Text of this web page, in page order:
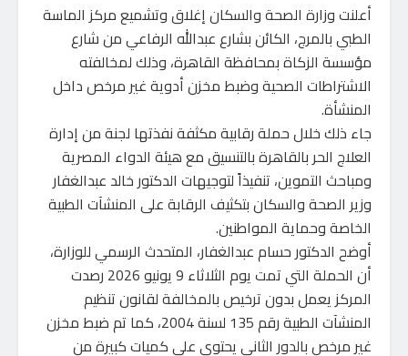
أعلنت وزارة الصحة والسكان إغلاق وتشميع مركز الماسة
الطبي بالمرج، الكائن بشارع عبدالله الرفاعي من شارع
مؤسسة الزكاة بمحافظة القاهرة، وذلك لمخالفته
الاشتراطات الصحية وضبط مخزن أدوية غير مرخص داخل
المنشأة.
جاء ذلك خلال حملة رقابية مكثفة نفذتها لجنة من إدارة
العلاج الحر بالقاهرة بالتنسيق مع هيئة الدواء المصرية
ومباحث التموين، تنفيذاً لتوجيهات الدكتور خالد عبدالغفار
وزير الصحة والسكان بتكثيف الرقابة على المنشآت الطبية
الخاصة وحماية المواطنين.
أوضح الدكتور حسام عبدالغفار، المتحدث الرسمي للوزارة،
أن الحملة التي تمت يوم الثلاثاء 9 يونيو 2026 رصدت
المركز يعمل بدون ترخيص بالمخالفة لقانون تنظيم
المنشآت الطبية رقم 135 لسنة 2004، كما تم ضبط مخزن
غير مرخص بالدور الثاني يحتوي على كميات كبيرة من